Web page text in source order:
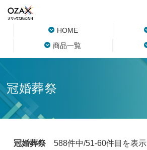
HOME
商品一覧
冠婚葬祭
冠婚葬祭588件中/51-60件目を表示